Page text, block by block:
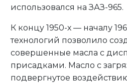
использовался на ЗАЗ-965.
К концу 1950-х — началу
технологий позволило
совершенные масла с
присадками. Масло с
подвергнутое